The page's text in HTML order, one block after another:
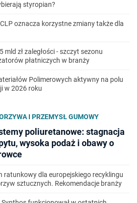
styropian?
oznacza korzystne zmiany także dla
zł zaległości - szczyt sezonu
płatniczych w branży
Polimerowych aktywny na polu
w 2026 roku
I PRZEMYSŁ GUMOWY
poliuretanowe: stagnacja
wysoka podaż i obawy o
ratunkowy dla europejskiego recyklingu
sztucznych. Rekomendacje branży